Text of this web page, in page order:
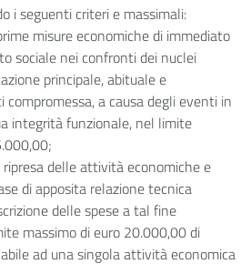
i seguenti criteri e massimali:
misure economiche di immediato
sociale nei confronti dei nuclei
principale, abituale e
a causa degli eventi in
integrità funzionale, nel limite
ripresa delle attività economiche e
di apposita relazione tecnica
delle spese a tal fine
massimo di euro 20.000,00 di
ad una singola attività economica